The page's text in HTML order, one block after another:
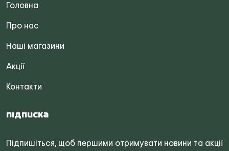
Головна
Про нас
Наші магазини
Акції
Контакти
Підписка
Підпишіться, щоб першими отримувати новини та акції